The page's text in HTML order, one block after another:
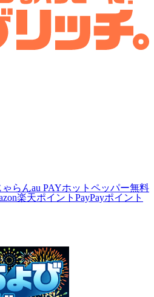
ゃらんau PAYホットペッパー無料
楽天ポイント PayPayポイント